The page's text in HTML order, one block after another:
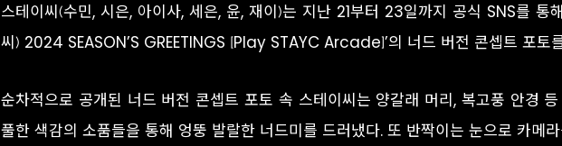
스테이씨(수민, 시은, 아이사, 세은, 윤, 재이)는 지난 21부터 23일까지 공식 SNS를 통
씨) 2024 SEASON’S GREETINGS [Play STAYC Arcade]’의 너드 버전 콘셉트 포토
순차적으로 공개된 너드 버전 콘셉트 포토 속 스테이씨는 양갈래 머리, 복고풍 안경
풀한 색감의 소품들을 통해 엉뚱 발랄한 너드미를 드러냈다. 또 반짝이는 눈으로 카메